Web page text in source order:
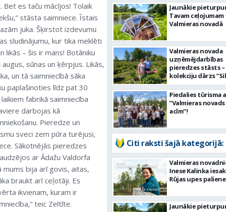
Bet es taču mācījos! Tolaik
stāsta saimniece. Īstais
juka. Šķirstot izdevumu
sludinājumu, kur tika meklēti
likās – šis ir mans! Botāniku
sūnas un ķērpjus. Likās,
un tā saimniecībā sāka
paplašinoties līdz pat 30
fabrikā saimniecība
darbojas kā
Pieredze un
sveci zem pūra turējusi,
Sākotnējās pieredzes
ar Ādažu Valdorfa
mums bija arī govis, aitas,
braukt arī ceļotāji. Es
ikvienam, kuram ir
teic Zeltīte.
Jaunākie
Tavam ceļojumam
Valmieras novadā
Valmieras novada
uzņēmējdarbības
pieredzes stāsts –
kolekciju dārzs
peonijas”
Piedalies tūrisma
“Valmieras
acīm”!
Citi raksti šajā kategorijā:
Valmieras
Inese Kalinka
Rūjas upes
Jaunākie